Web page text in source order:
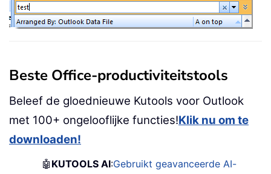
Beste Office-productiviteitstools
Beleef de gloednieuwe Kutools voor Outlook
met 100+ ongelooflijke functies!Klik nu om te
downloaden!
🤖 KUTOOLS AI:Gebruikt geavanceerde AI-